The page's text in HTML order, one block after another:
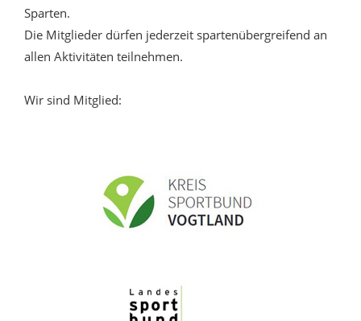
Sparten.
Die Mitglieder dürfen jederzeit spartenübergreifend an
allen Aktivitäten teilnehmen.
Wir sind Mitglied: